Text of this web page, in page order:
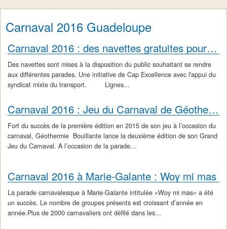
Carnaval 2016 Guadeloupe
Carnaval 2016 : des navettes gratuites pour assister aux parades
Des navettes sont mises à la disposition du public souhaitant se rendre
aux différentes parades. Une initiative de Cap Excellence avec l'appui du
syndicat mixte du transport. Lignes...
Carnaval 2016 : Jeu du Carnaval de Géothermie Bouillante
Fort du succès de la première édition en 2015 de son jeu à l’occasion du
carnaval, Géothermie Bouillante lance la deuxième édition de son Grand
Jeu du Carnaval. A l’occasion de la parade...
Carnaval 2016 à Marie-Galante : Woy mi mas
La parade carnavalesque à Marie-Galante intitulée «Woy mi mas» a été
un succès. Le nombre de groupes présents est croissant d’année en
année.Plus de 2000 carnavaliers ont défilé dans les...